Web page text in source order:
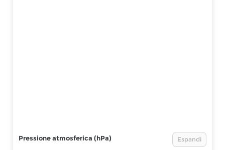
Pressione atmosferica (hPa) Espandi